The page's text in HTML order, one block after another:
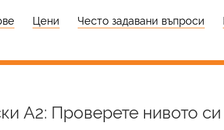
Цени Често задавани въпроси
A2: Проверете нивото